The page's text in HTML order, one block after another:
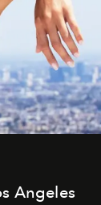
Angeles